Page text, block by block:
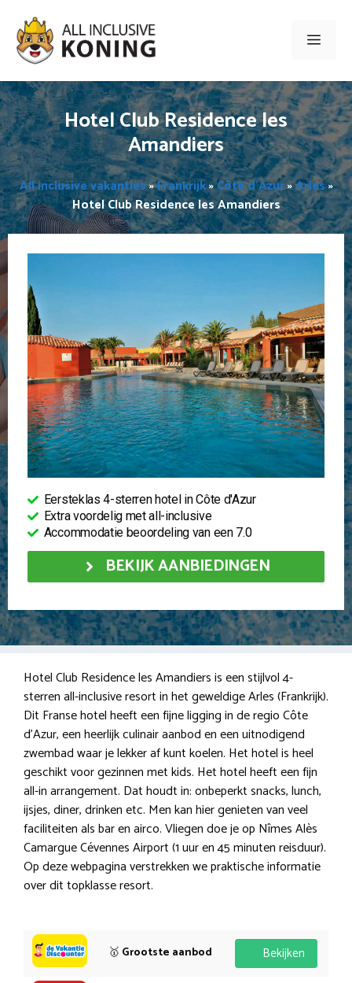
naar
inhoud
Menu
Hotel Club Residence les
Amandiers
All inclusive vakanties»Frankrijk»Côte d’Azur»Arles»
Hotel Club Residence les Amandiers
Eersteklas 4-sterren hotel in Côte d'Azur
Extra voordelig met all-inclusive
Accommodatie beoordeling van een 7.0
BEKIJK AANBIEDINGEN
Hotel Club Residence les Amandiers is een stijlvol 4-
sterren all-inclusive resort in het geweldige Arles (Frankrijk).
Dit Franse hotel heeft een fijne ligging in de regio Côte
d’Azur, een heerlijk culinair aanbod en een uitnodigend
zwembad waar je lekker af kunt koelen. Het hotel is heel
geschikt voor gezinnen met kids. Het hotel heeft een fijn
all-in arrangement. Dat houdt in: onbeperkt snacks, lunch,
ijsjes, diner, drinken etc. Men kan hier genieten van veel
faciliteiten als bar en airco. Vliegen doe je op Nîmes Alès
Camargue Cévennes Airport (1 uur en 45 minuten reisduur).
Op deze webpagina verstrekken we praktische informatie
over dit topklasse resort.
🥇 Grootste aanbod Bekijken